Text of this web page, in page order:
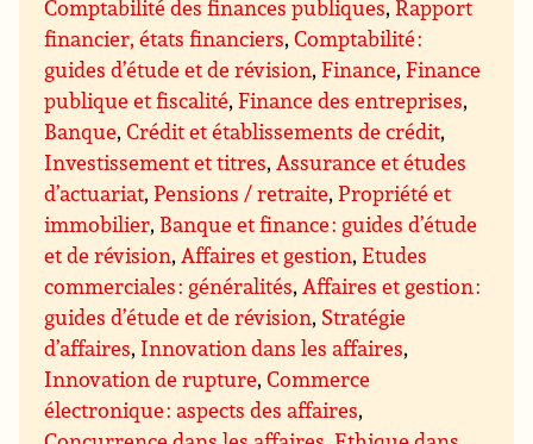
Comptabilité des finances publiques,Rapport
financier, états financiers,Comptabilité :
guides d’étude et de révision,Finance,Finance
publique et fiscalité,Finance des entreprises,
Banque,Crédit et établissements de crédit,
Investissement et titres,Assurance et études
d’actuariat,Pensions / retraite,Propriété et
immobilier, Banque et finance : guides d’étude
et de révision,Affaires et gestion,Etudes
commerciales : généralités,Affaires et gestion :
guides d’étude et de révision, Stratégie
d’affaires, Innovation dans les affaires,
Innovation de rupture,Commerce
électronique : aspects des affaires,